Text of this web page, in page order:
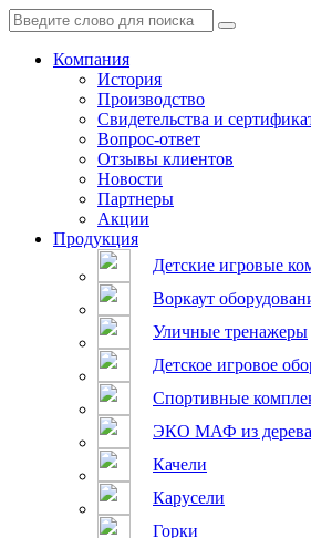
Компания
История
Производство
Свидетельства и
Вопрос-ответ
Отзывы клиентов
Новости
Партнеры
Акции
Продукция
Детские игровые
Воркаут
Уличные тренажеры
Детское игровое
Спортивные
ЭКО МАФ из дерева
Качели
Карусели
Горки